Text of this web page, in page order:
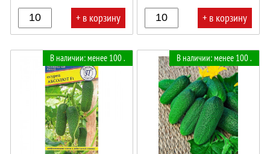
+ в корзину
+ в корзину
корзине!
В наличии: менее 100 . В наличии: менее 100 .